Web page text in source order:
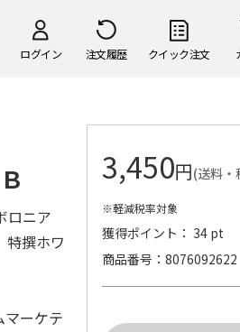
ログイン 注文履歴 クイック注文
ロニア
撰ホワ
ーケテ
3,450円(送料・
※軽減税率対象
獲得ポイント： 34 pt
商品番号
8076092622